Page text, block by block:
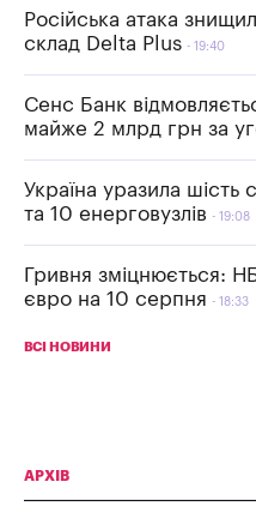
Російська атака
склад Delta Plus
19:40
Сенс Банк
майже 2 млрд грн за
Україна уразила шість
та 10 енерговузлів
19:08
Гривня зміцнюється:
євро на 10 серпня
18:33
ВСІ НОВИНИ
АРХІВ